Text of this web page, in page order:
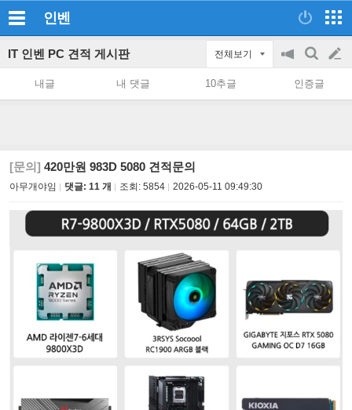
인벤
IT 인벤 PC 견적 게시판 전체보기
공
on/off
검
색
글
쓰
내글 내 댓글 10추글 인증글
[문의] 420만원 983D 5080 견적문의
아무개야임 댓글: 11 개 조회: 5854 2026-05-11 09:49:30